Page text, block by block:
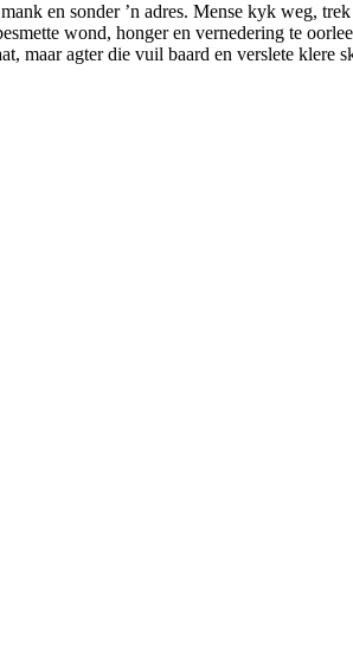
en sonder ’n adres. Mense kyk weg,
wond, honger en vernedering te
maar agter die vuil baard en verslete klere